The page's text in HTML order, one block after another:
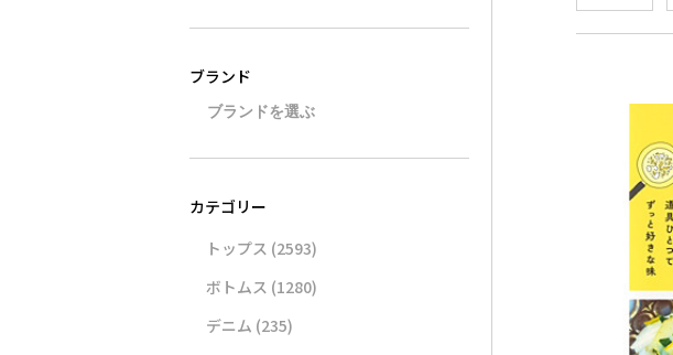
トップス (2593)
ボトムス (1280)
デニム (235)